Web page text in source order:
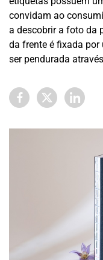
convidam ao
a descobrir a foto da
da frente é fixada
ser pendurada